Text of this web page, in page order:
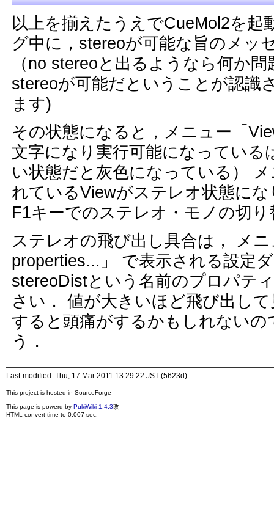
以上を揃えたうえでCueMol2を起
グ中に，stereoが可能な旨のメッ
（no stereoと出るようなら何か
stereoが可能だということが認識
ます)
その状態になると，メニュー「
文字になり実行可能になってい
い状態だと灰色になっている）
れているViewがステレオ状態に
F1キーでのステレオ・モノの切
ステレオの飛び出し具合は， メ
properties...」 で表示される設定
stereoDistという名前のプロパテ
さい． 値が大きいほど飛び出し
すると頭痛がするかもしれない
う．
Last-modified: Thu, 17 Mar 2011 13:29:22 JST (5623d)
This project is hosted in SourceForge
This page is powerd by PukiWiki 1.4.3改
HTML convert time to 0.007 sec.